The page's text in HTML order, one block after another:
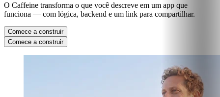
O Caffeine transforma o que você descreve em um app que
funciona — com lógica, backend e um link para compartilhar.
Comece a construir
Comece a construir